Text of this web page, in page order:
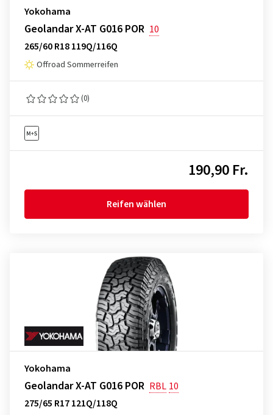
Yokohama
Geolandar X-AT G016 POR 10
265/60 R18 119Q/116Q
Offroad Sommerreifen
(0)
190,90 Fr.
Reifen wählen
Yokohama
Geolandar X-AT G016 POR RBL 10
275/65 R17 121Q/118Q